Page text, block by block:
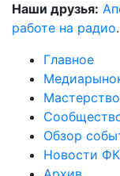
Наши друзья:
работе на радио.
Главное
Мастерство
Обзор
Новости